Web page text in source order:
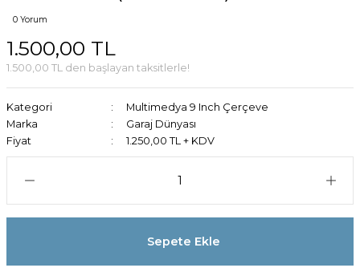
0 Yorum
1.500,00 TL
1.500,00 TL den başlayan taksitlerle!
Kategori
Multimedya 9 Inch Çerçeve
Marka
Garaj Dünyası
Fiyat
1.250,00 TL + KDV
Sepete Ekle